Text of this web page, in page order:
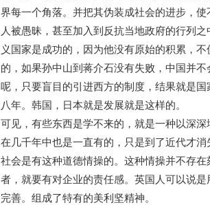
界每一个角落。并把其伪装成社会的进步，
人被愚昧，甚至加入到反抗当地政府的行列
义国家是成功的，因为他没有原始的积累，
的，如果孙中山到蒋介石没有失败，中国并
呢，只要盲目的引进西方的制度，结果就是
八年。韩国，日本就是发展就是这样的。
可见，有些东西是学不来的，就是一种以深
在几千年中也是一直有的，只是到了近代才
社会是有这种道德情操的。这种情操并不存
者，就要有对企业的责任感。英国人可以说
完善。组成了特有的美利坚精神。